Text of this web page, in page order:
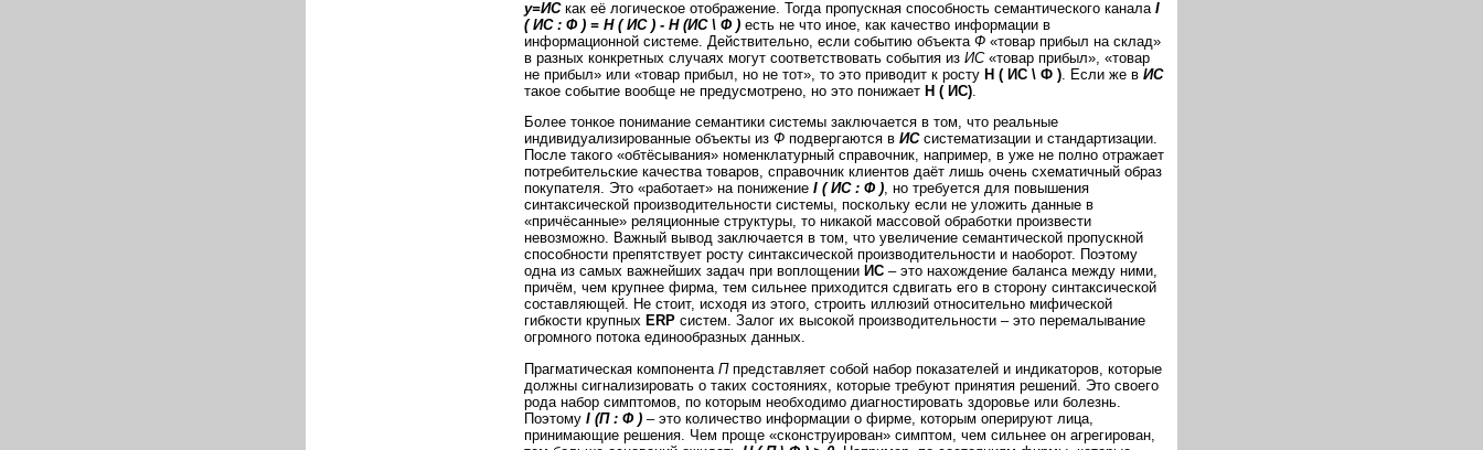
y=ИСкак её логическое отображение. Тогда пропускная способность семантического канала I
( ИС : Ф ) = Н ( ИС ) - Н (ИС \ Ф ) есть не что иное, как качество информации в
информационной системе. Действительно, если событию объекта Ф «товар прибыл на склад»
в разных конкретных случаях могут соответствовать события из ИС«товар прибыл», «товар
не прибыл» или «товар прибыл, но не тот», то это приводит к росту Н ( ИС \ Ф ). Если же в ИС
такое событие вообще не предусмотрено, но это понижает Н ( ИС).
Более тонкое понимание семантики системы заключается в том, что реальные
индивидуализированные объекты из Ф подвергаются в ИСсистематизации и стандартизации.
После такого «обтёсывания» номенклатурный справочник, например, в уже не полно отражает
потребительские качества товаров, справочник клиентов даёт лишь очень схематичный образ
покупателя. Это «работает» на понижение I ( ИС : Ф ), но требуется для повышения
синтаксической производительности системы, поскольку если не уложить данные в
«причёсанные» реляционные структуры, то никакой массовой обработки произвести
невозможно. Важный вывод заключается в том, что увеличение семантической пропускной
способности препятствует росту синтаксической производительности и наоборот. Поэтому
одна из самых важнейших задач при воплощении ИС – это нахождение баланса между ними,
причём, чем крупнее фирма, тем сильнее приходится сдвигать его в сторону синтаксической
составляющей. Не стоит, исходя из этого, строить иллюзий относительно мифической
гибкости крупных ERP систем. Залог их высокой производительности – это перемалывание
огромного потока единообразных данных.
Прагматическая компонента Ппредставляет собой набор показателей и индикаторов, которые
должны сигнализировать о таких состояниях, которые требуют принятия решений. Это своего
рода набор симптомов, по которым необходимо диагностировать здоровье или болезнь.
Поэтому I (П : Ф ) – это количество информации о фирме, которым оперируют лица,
принимающие решения. Чем проще «сконструирован» симптом, чем сильнее он агрегирован,